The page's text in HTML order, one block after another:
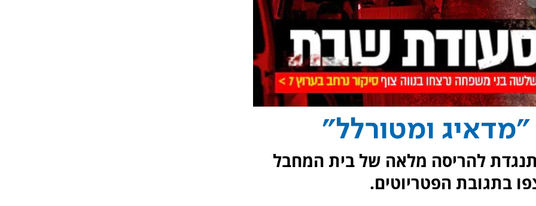
ומטורלל"
להריסה מלאה של בית המחבל
בתגובת הפטריוטים.